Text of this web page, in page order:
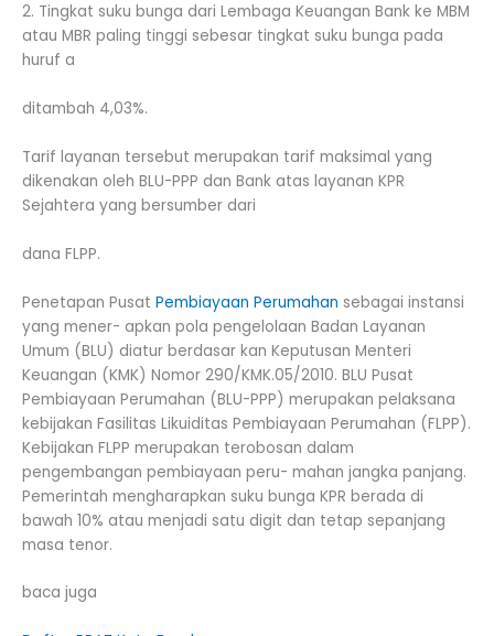
2. Tingkat suku bunga dari Lembaga Keuangan Bank ke MBM
atau MBR paling tinggi sebesar tingkat suku bunga pada
huruf a
ditambah 4,03%.
Tarif layanan tersebut merupakan tarif maksimal yang
dikenakan oleh BLU-PPP dan Bank atas layanan KPR
Sejahtera yang bersumber dari
dana FLPP.
Penetapan Pusat Pembiayaan Perumahan sebagai instansi
yang mener- apkan pola pengelolaan Badan Layanan
Umum (BLU) diatur berdasar kan Keputusan Menteri
Keuangan (KMK) Nomor 290/KMK.05/2010. BLU Pusat
Pembiayaan Perumahan (BLU-PPP) merupakan pelaksana
kebijakan Fasilitas Likuiditas Pembiayaan Perumahan (FLPP).
Kebijakan FLPP merupakan terobosan dalam
pengembangan pembiayaan peru- mahan jangka panjang.
Pemerintah mengharapkan suku bunga KPR berada di
bawah 10% atau menjadi satu digit dan tetap sepanjang
masa tenor.
baca juga